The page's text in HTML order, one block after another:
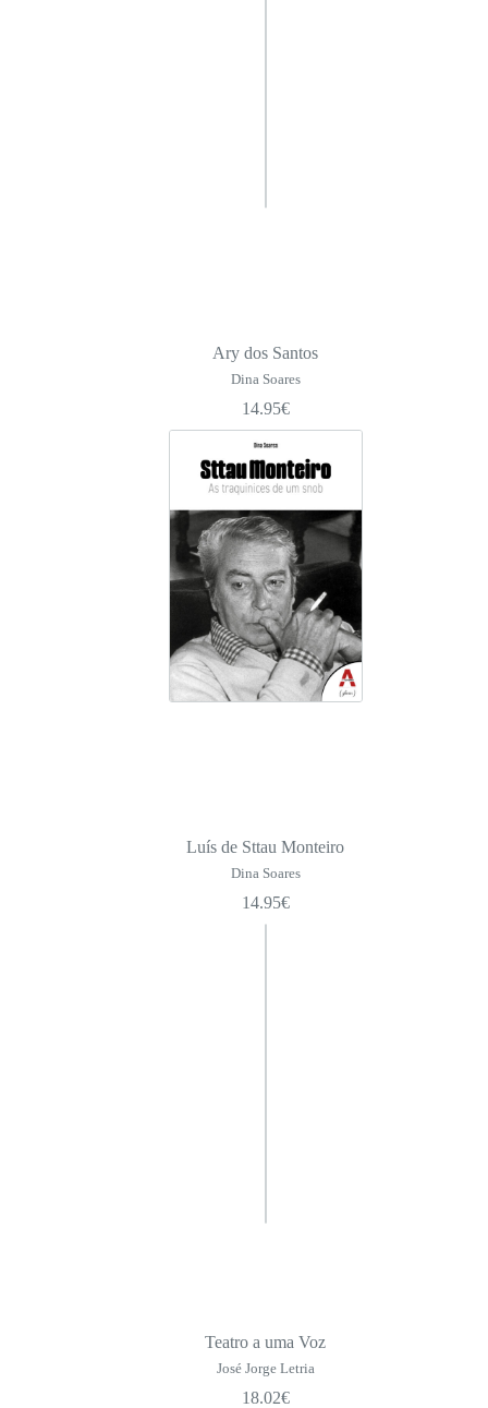
Ary dos Santos
Dina Soares
14.95€
Luís de Sttau Monteiro
Dina Soares
14.95€
Teatro a uma Voz
José Jorge Letria
18.02€